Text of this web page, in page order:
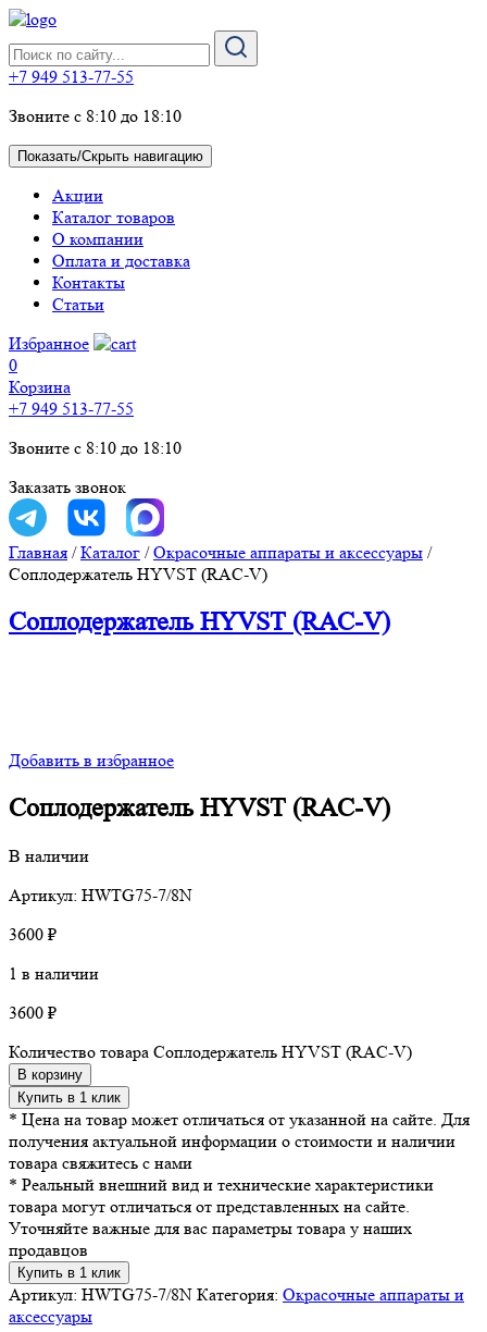
+7 949 513-77-55
Звоните с 8:10 до 18:10
Показать/Скрыть навигацию
Акции
Каталог товаров
О компании
Оплата и доставка
Контакты
Статьи
Избранное
0
Корзина
+7 949 513-77-55
Звоните с 8:10 до 18:10
Заказать звонок
Главная /Каталог /Окрасочные аппараты и аксессуары /
Соплодержатель HYVST (RAC-V)
Соплодержатель HYVST (RAC-V)
Добавить в избранное
Соплодержатель HYVST (RAC-V)
В наличии
Артикул: HWTG75-7/8N
3600 ₽
1 в наличии
3600 ₽
Количество товара Соплодержатель HYVST (RAC-V)
В корзину
Купить в 1 клик
* Цена на товар может отличаться от указанной на сайте. Для
получения актуальной информации о стоимости и наличии
товара свяжитесь с нами
* Реальный внешний вид и технические характеристики
товара могут отличаться от представленных на сайте.
Уточняйте важные для вас параметры товара у наших
продавцов
Купить в 1 клик
Артикул: HWTG75-7/8N Категория: Окрасочные аппараты и
аксессуары